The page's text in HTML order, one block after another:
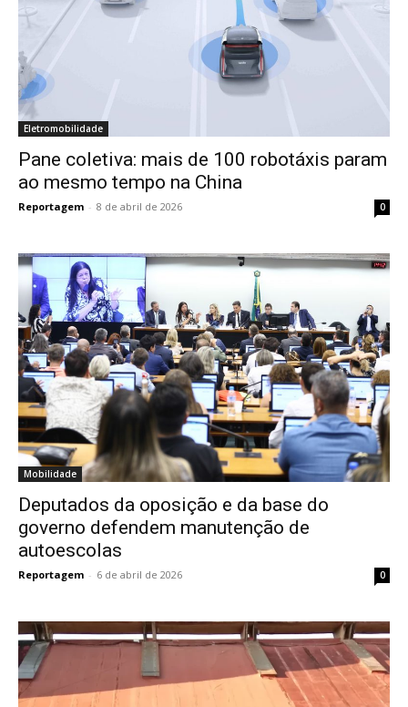
Eletromobilidade
Pane coletiva: mais de 100 robotáxis param
ao mesmo tempo na China
Reportagem - 8 de abril de 2026 0
Mobilidade
Deputados da oposição e da base do
governo defendem manutenção de
autoescolas
Reportagem - 6 de abril de 2026 0